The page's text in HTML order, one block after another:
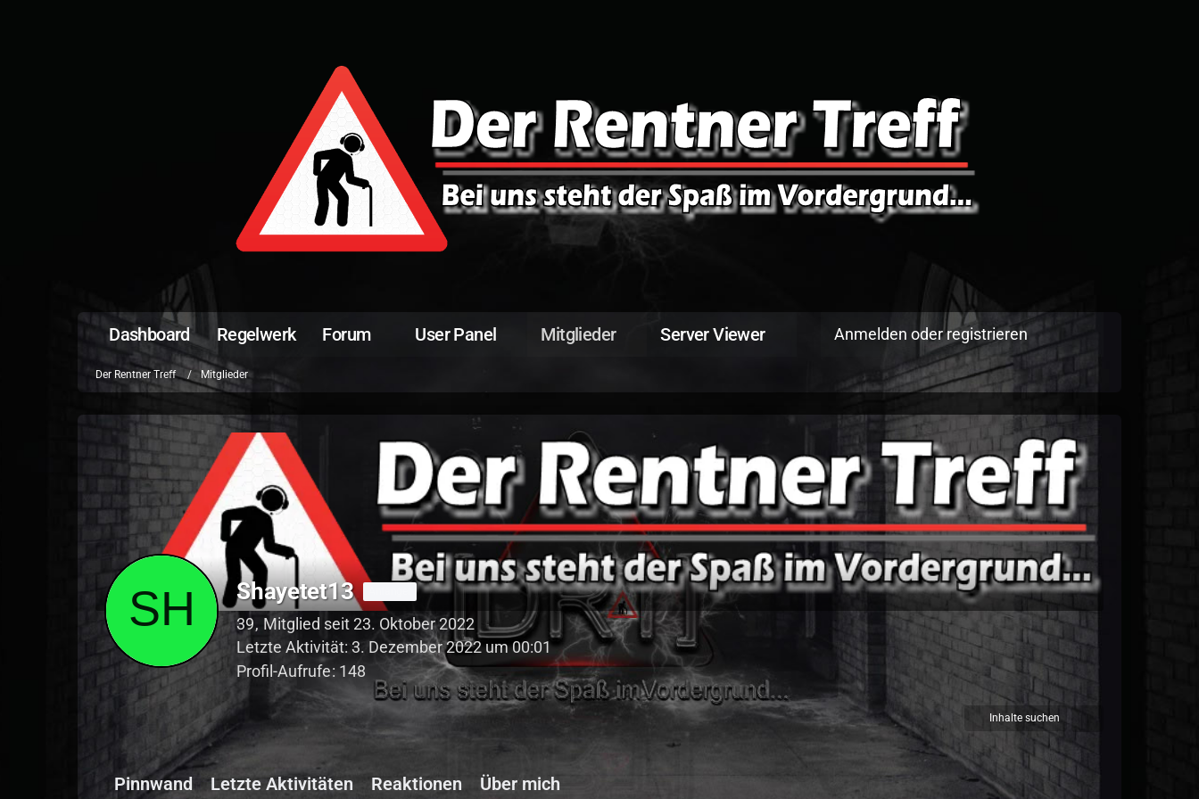
Dashboard Regelwerk Forum User Panel Mitglieder Server Viewer Anmelden oder registrieren
Der Rentner Treff Mitglieder
Shayetet13
39 Mitglied seit 23. Oktober 2022
Letzte Aktivität:3. Dezember 2022 um 00:01
Profil-Aufrufe 148
Inhalte suchen
Pinnwand Letzte Aktivitäten Reaktionen Über mich